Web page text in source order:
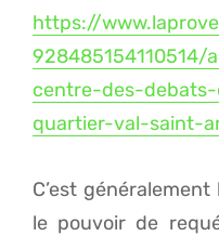
https://
centre-des-
quartier-val-saint-
C’est
le pouvoir de